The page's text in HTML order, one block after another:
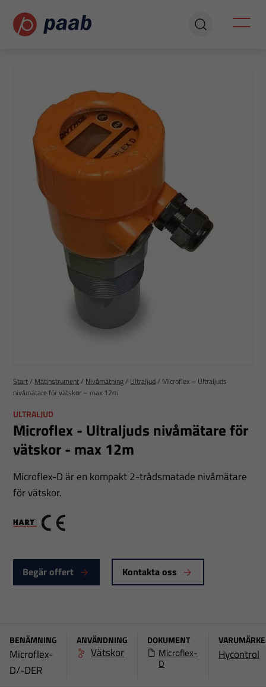
Start/ Mätinstrument/ Nivåmätning/ Ultraljud/ Microflex – Ultraljuds
nivåmätare för vätskor – max 12m
ULTRALJUD
Microflex - Ultraljuds nivåmätare för
vätskor - max 12m
Microflex-D är en kompakt 2-trådsmatade nivåmätare
för vätskor.
HART foundation
CE
Begär offert Kontakta oss
BENÄMNING
Microflex-
D/-DER
ANVÄNDNING
Vätskor
DOKUMENT
Microflex-
D
Hycontrol